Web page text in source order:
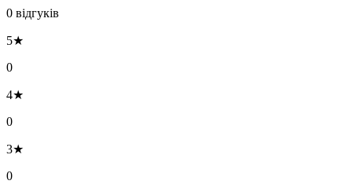
0 відгуків
5★
0
4★
0
3★
0